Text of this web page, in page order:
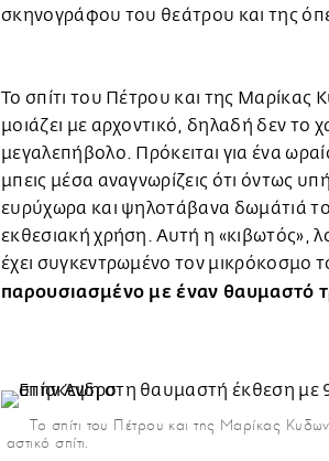
σκηνογράφου του θεάτρου και της
Το σπίτι του Πέτρου και της Μαρίκας
μοιάζει με αρχοντικό, δηλαδή δεν το
μεγαλεπήβολο. Πρόκειται για ένα
μπεις μέσα αναγνωρίζεις ότι όντως
ευρύχωρα και ψηλοτάβανα δωμάτιά του
εκθεσιακή χρήση. Αυτή η «κιβωτός»,
έχει συγκεντρωμένο τον μικρόκοσμο
παρουσιασμένο με έναν θαυμαστό
Το σπίτι του Πέτρου και της Μαρίκας
αστικό σπίτι.